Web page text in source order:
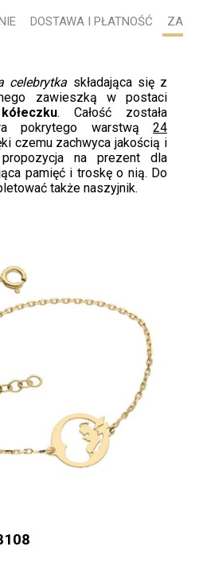
DOSTAWA I PŁATNOŚĆ
celebrytka składająca się z
zawieszką w postaci
. Całość została
pokrytego warstwą 24
czemu zachwyca jakością i
na prezent dla
pamięć i troskę o nią. Do
także naszyjnik.